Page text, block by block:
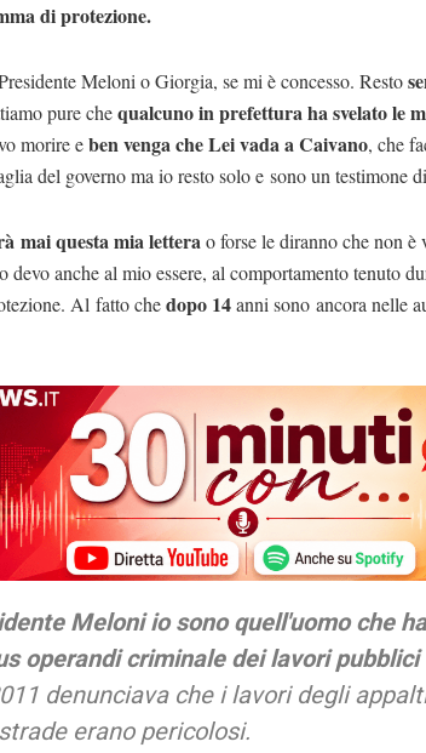
di protezione.
Meloni o Giorgia, se mi è concesso. Resto
pure chequalcuno in prefettura ha svelato le
morire eben venga che Lei vada a Caivano, che
del governo ma io resto solo e sono un testimone
mai questa mia letterao forse le diranno che non è
devo anche al mio essere, al comportamento tenuto
Al fatto chedopo 14anni sono ancora nelle
Meloni io sono quell'uomo che
operandi criminale dei lavori pubblici
denunciava che i lavori degli
erano pericolosi.